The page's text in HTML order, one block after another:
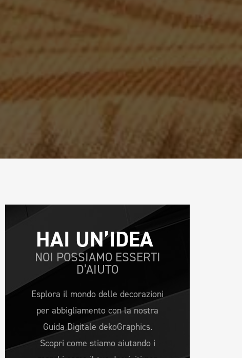
HAI UN’IDEA
NOI POSSIAMO ESSERTI
D’AIUTO
Esplora il mondo delle decorazioni
per abbigliamento con la nostra
Guida Digitale dekoGraphics.
Scopri come stiamo aiutando i